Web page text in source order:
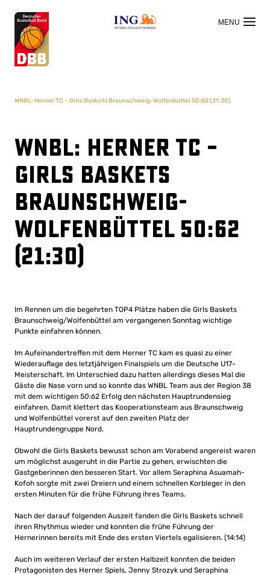
OFFIZIELLER HAUPTSPONSOR
WNBL: Herner TC – Girls Baskets Braunschweig-Wolfenbüttel 50:62 (21:30)
WNBL: Herner TC –
Girls Baskets
Braunschweig-
Wolfenbüttel 50:62
(21:30)
Im Rennen um die begehrten TOP4 Plätze haben die Girls Baskets
Braunschweig/Wolfenbüttel am vergangenen Sonntag wichtige
Punkte einfahren können.
Im Aufeinandertreffen mit dem Herner TC kam es quasi zu einer
Wiederauflage des letztjährigen Finalspiels um die Deutsche U17-
Meisterschaft. Im Unterschied dazu hatten allerdings dieses Mal die
Gäste die Nase vorn und so konnte das WNBL Team aus der Region 38
mit dem wichtigen 50:62 Erfolg den nächsten Hauptrundensieg
einfahren. Damit klettert das Kooperationsteam aus Braunschweig
und Wolfenbüttel vorerst auf den zweiten Platz der
Hauptrundengruppe Nord.
Obwohl die Girls Baskets bewusst schon am Vorabend angereist waren
um möglichst ausgeruht in die Partie zu gehen, erwischten die
Gastgeberinnen den besseren Start. Vor allem Seraphina Asuamah-
Kofoh sorgte mit zwei Dreiern und einem schnellen Korbleger in den
ersten Minuten für die frühe Führung ihres Teams.
Nach der darauf folgenden Auszeit fanden die Girls Baskets schnell
ihren Rhythmus wieder und konnten die frühe Führung der
Hernerinnen bereits mit Ende des ersten Viertels egalisieren. (14:14)
Auch im weiteren Verlauf der ersten Halbzeit konnten die beiden
Protagonisten des Herner Spiels, Jenny Strozyk und Seraphina